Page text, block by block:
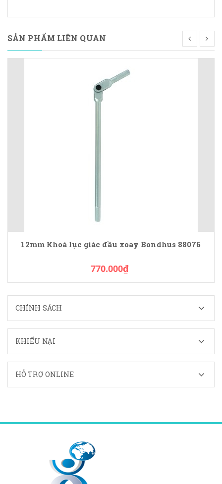
SẢN PHẨM LIÊN QUAN
12mm Khoá lục giác đầu xoay Bondhus 88076
770.000₫
CHÍNH SÁCH
KHIẾU NẠI
HỖ TRỢ ONLINE